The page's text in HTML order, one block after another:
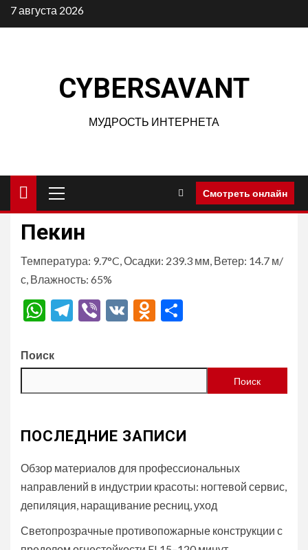
Перейти
к
7 августа 2026
CYBERSAVANT
МУДРОСТЬ ИНТЕРНЕТА
меню
Смотреть онлайн
Пекин
Температура: 9.7°C, Осадки: 239.3 мм, Ветер: 14.7 м/
с, Влажность: 65%
WhatsApp
Telegram
Viber
VK Odnoklassniki
Поиск
Поиск
ПОСЛЕДНИЕ ЗАПИСИ
Обзор материалов для профессиональных
направлений в индустрии красоты: ногтевой сервис,
депиляция, наращивание ресниц, уход
Светопрозрачные противопожарные конструкции с